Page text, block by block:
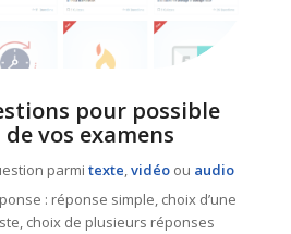
pour possible
vos examens
parmi texte,vidéoou audio
: réponse simple, choix d’une
choix de plusieurs réponses